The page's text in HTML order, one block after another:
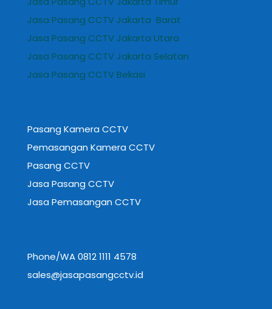
Jasa Pasang CCTV Jakarta Barat
Jasa Pasang CCTV Jakarta Utara
Jasa Pasang CCTV Jakarta Selatan
Jasa Pasang CCTV Bekasi
Pasang Kamera CCTV
Pemasangan Kamera CCTV
Pasang CCTV
Jasa Pasang CCTV
Jasa Pemasangan CCTV
Phone/WA 0812 1111 4578
sales@jasapasangcctv.id